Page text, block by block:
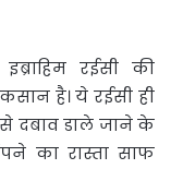
रईसी की
है। ये रईसी ही
दबाव डाले जाने के
का रास्ता साफ